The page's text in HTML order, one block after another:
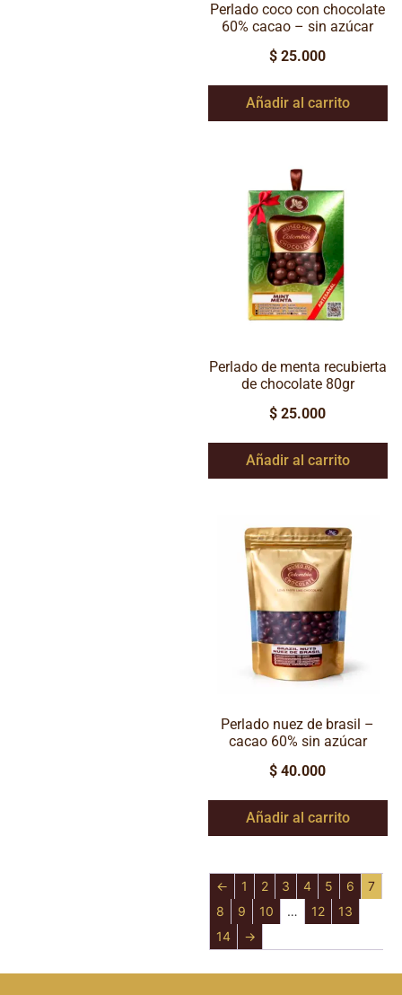
Perlado coco con chocolate
60% cacao – sin azúcar
$ 25.000
Añadir al carrito
Perlado de menta recubierta
de chocolate 80gr
$ 25.000
Añadir al carrito
Perlado nuez de brasil –
cacao 60% sin azúcar
$ 40.000
Añadir al carrito
← 1 2 3 4 5 6
7
8
9 10 … 12
13
14
→